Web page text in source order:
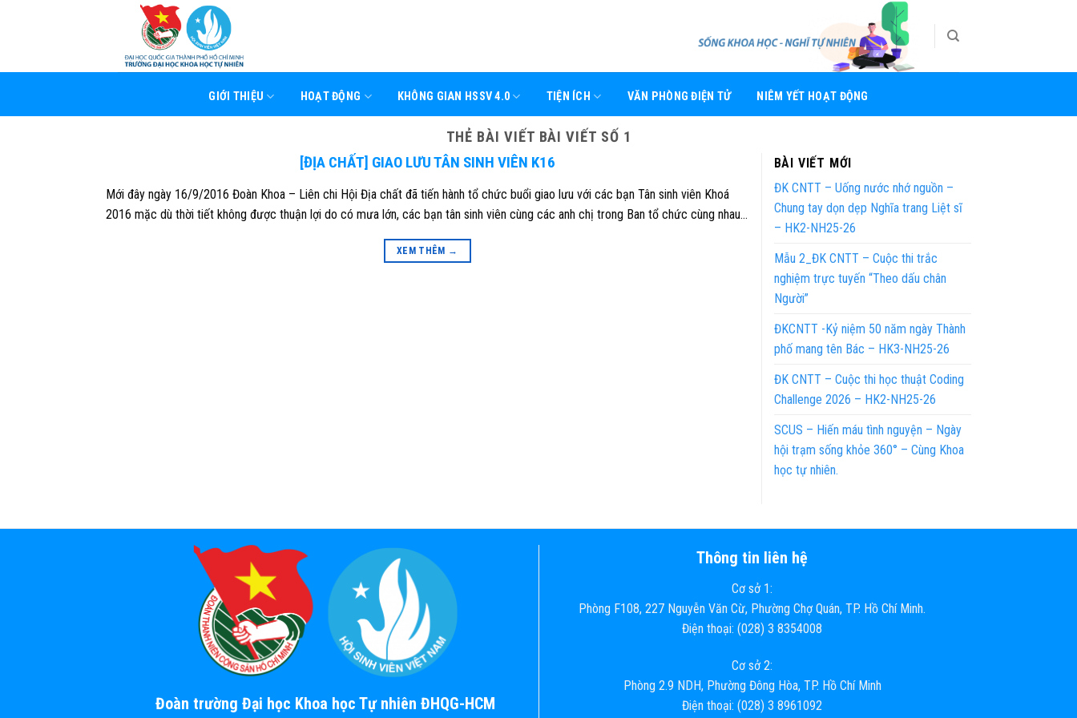
GIỚI THIỆU HOẠT ĐỘNG KHÔNG GIAN HSSV 4.0 TIỆN ÍCH VĂN PHÒNG ĐIỆN TỬ NIÊM YẾT HOẠT ĐỘNG
THẺ BÀI VIẾT BÀI VIẾT SỐ 1
[ĐỊA CHẤT] GIAO LƯU TÂN SINH VIÊN K16
Mới đây ngày 16/9/2016 Đoàn Khoa – Liên chi Hội Địa chất đã tiến hành tổ chức buổi giao lưu với các bạn Tân sinh viên Khoá
2016 mặc dù thời tiết không được thuận lợi do có mưa lớn, các bạn tân sinh viên cùng các anh chị trong Ban tổ chức cùng nhau…
XEM THÊM →
BÀI VIẾT MỚI
ĐK CNTT – Uống nước nhớ nguồn –
Chung tay dọn dẹp Nghĩa trang Liệt sĩ
– HK2-NH25-26
Mẫu 2_ĐK CNTT – Cuộc thi trắc
nghiệm trực tuyến “Theo dấu chân
Người”
ĐKCNTT -Kỷ niệm 50 năm ngày Thành
phố mang tên Bác – HK3-NH25-26
ĐK CNTT – Cuộc thi học thuật Coding
Challenge 2026 – HK2-NH25-26
SCUS – Hiến máu tình nguyện – Ngày
hội trạm sống khỏe 360° – Cùng Khoa
học tự nhiên.
Đoàn trường Đại học Khoa học Tự nhiên ĐHQG-HCM
Thông tin liên hệ
Cơ sở 1:
Phòng F108, 227 Nguyễn Văn Cừ, Phường Chợ Quán, TP. Hồ Chí Minh.
Điện thoại: (028) 3 8354008
Cơ sở 2:
Phòng 2.9 NDH, Phường Đông Hòa, TP. Hồ Chí Minh
Điện thoại: (028) 3 8961092